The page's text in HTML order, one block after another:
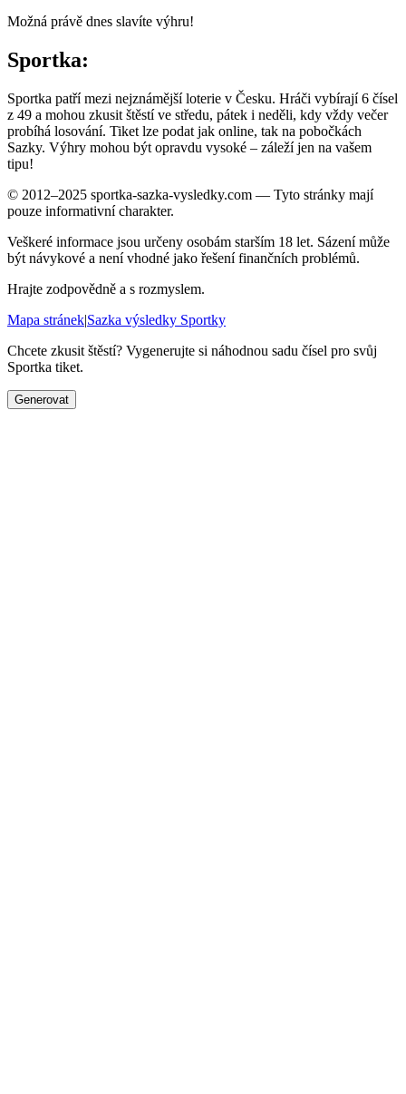
Možná právě dnes slavíte výhru!
Sportka:
Sportka patří mezi nejznámější loterie v Česku. Hráči vybírají 6 čísel
z 49 a mohou zkusit štěstí ve středu, pátek i neděli, kdy vždy večer
probíhá losování. Tiket lze podat jak online, tak na pobočkách
Sazky. Výhry mohou být opravdu vysoké – záleží jen na vašem
tipu!
© 2012–2025 sportka-sazka-vysledky.com — Tyto stránky mají
pouze informativní charakter.
Veškeré informace jsou určeny osobám starším 18 let. Sázení může
být návykové a není vhodné jako řešení finančních problémů.
Hrajte zodpovědně a s rozmyslem.
Mapa stránek|Sazka výsledky Sportky
Chcete zkusit štěstí? Vygenerujte si náhodnou sadu čísel pro svůj
Sportka tiket.
Generovat